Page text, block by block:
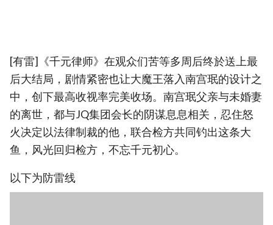
[有雷]《千元律师》在观众们苦等多周后终於送上最
后大结局，剧情紧密也让大魔王落入南宫珉的设计之
中，创下最高收视率完美收场。南宫珉父亲与未婚妻
的离世，都与JQ集团会长的阴谋息息相关，忍住怒
火决定以法律制裁的他，联合检方共同钓出这条大
鱼，风光回归检方，不忘千元初心。
以下为防雷线